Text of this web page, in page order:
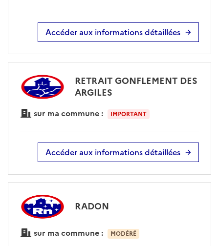
Accéder aux informations détaillées
RETRAIT GONFLEMENT DES
ARGILES
sur ma commune : IMPORTANT
Accéder aux informations détaillées
RADON
sur ma commune : MODÉRÉ